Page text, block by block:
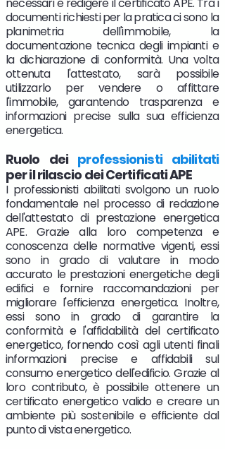
documenti richiesti per la pratica ci sono la
planimetria dell'immobile, la
documentazione tecnica degli impianti e
la dichiarazione di conformità. Una volta
ottenuta l'attestato, sarà possibile
utilizzarlo per vendere o affittare
l'immobile, garantendo trasparenza e
informazioni precise sulla sua efficienza
energetica.
Ruolo dei professionisti abilitati
per il rilascio dei Certificati APE
I professionisti abilitati svolgono un ruolo
fondamentale nel processo di redazione
dell'attestato di prestazione energetica
APE. Grazie alla loro competenza e
conoscenza delle normative vigenti, essi
sono in grado di valutare in modo
accurato le prestazioni energetiche degli
edifici e fornire raccomandazioni per
migliorare l'efficienza energetica. Inoltre,
essi sono in grado di garantire la
conformità e l'affidabilità del certificato
energetico, fornendo così agli utenti finali
informazioni precise e affidabili sul
consumo energetico dell'edificio. Grazie al
loro contributo, è possibile ottenere un
certificato energetico valido e creare un
ambiente più sostenibile e efficiente dal
punto di vista energetico.